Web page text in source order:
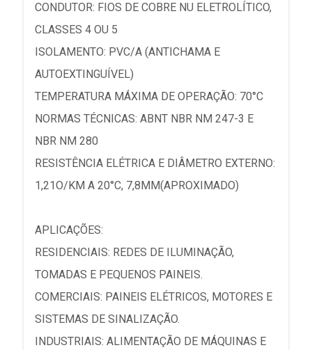
CONDUTOR: FIOS DE COBRE NU ELETROLÍTICO,
CLASSES 4 OU 5
ISOLAMENTO: PVC/A (ANTICHAMA E
AUTOEXTINGUÍVEL)
TEMPERATURA MÁXIMA DE OPERAÇÃO: 70°C
NORMAS TÉCNICAS: ABNT NBR NM 247-3 E
NBR NM 280
RESISTÊNCIA ELÉTRICA E DIÂMETRO EXTERNO:
1,21O/KM A 20°C, 7,8MM(APROXIMADO)
APLICAÇÕES:
RESIDENCIAIS: REDES DE ILUMINAÇÃO,
TOMADAS E PEQUENOS PAINEIS.
COMERCIAIS: PAINEIS ELÉTRICOS, MOTORES E
SISTEMAS DE SINALIZAÇÃO.
INDUSTRIAIS: ALIMENTAÇÃO DE MÁQUINAS E